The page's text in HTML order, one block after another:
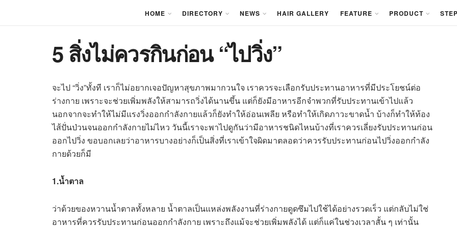
HOME DIRECTORY NEWS HAIR GALLERY FEATURE PRODUCT
5 สิ่งไม่ควรกินก่อน “ไปวิ่ง”
จะไป “วิ่ง”ทั้งที เราก็ไม่อยากเจอปัญหาสุขภาพมากวนใจ เราควรจะเลือกรับประทานอาหารที่มีประโยชน์ต่อ
ร่างกาย เพราะจะช่วยเพิ่มพลังให้สามารถวิ่งได้นานขึ้น แต่ก็ยังมีอาหารอีกจำพวกที่รับประทานเข้าไปแล้ว
นอกจากจะทำให้ไม่มีแรงวิ่งออกกำลังกายแล้วก็ยังทำให้อ่อนเพลีย หรือทำให้เกิดภาวะขาดน้ำ บ้างก็ทำให้ท้อง
ไส้ปั่นป่วนจนออกกำลังกายไม่ไหว วันนี้เราจะพาไปดูกันว่ามีอาหารชนิดไหนบ้างที่เราควรเลี่ยงรับประทานก่อน
ออกไปวิ่ง ขอบอกเลยว่าอาหารบางอย่างก็เป็นสิ่งที่เราเข้าใจผิดมาตลอดว่าควรรับประทานก่อนไปวิ่งออกกำลัง
กายด้วยก็มี
1.น้ำตาล
ว่าด้วยของหวานน้ำตาลทั้งหลาย น้ำตาลเป็นแหล่งพลังงานที่ร่างกายดูดซึมไปใช้ได้อย่างรวดเร็ว แต่กลับไม่ใช่
อาหารที่ควรรับประทานก่อนออกกำลังกาย เพราะถึงแม้จะช่วยเพิ่มพลังได้ แต่ก็แค่ในช่วงเวลาสั้น ๆ เท่านั้น